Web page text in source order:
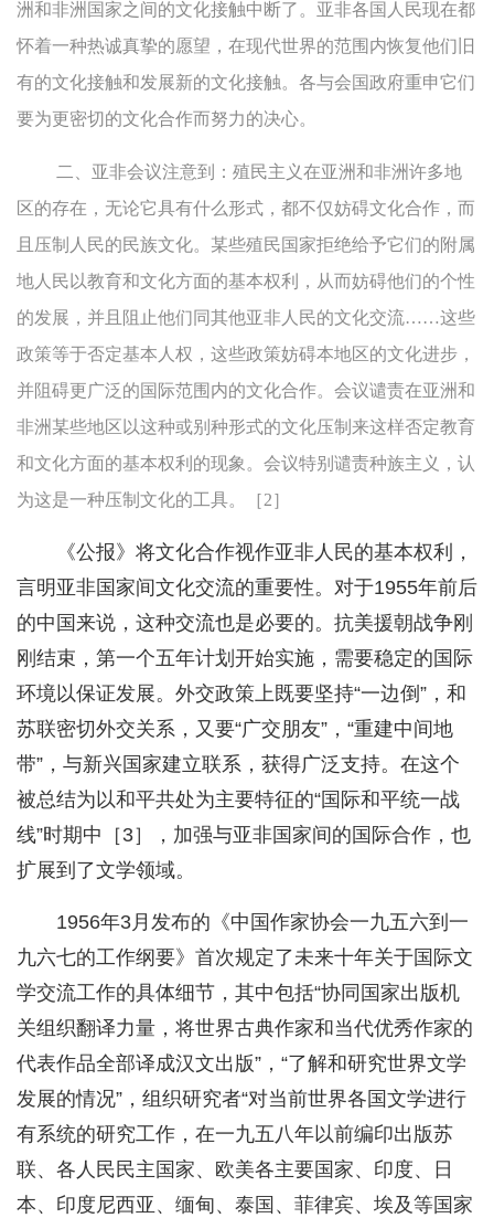
洲和非洲国家之间的文化接触中断了。亚非各国人民现在都
怀着一种热诚真挚的愿望，在现代世界的范围内恢复他们旧
有的文化接触和发展新的文化接触。各与会国政府重申它们
要为更密切的文化合作而努力的决心。
二、亚非会议注意到：殖民主义在亚洲和非洲许多地
区的存在，无论它具有什么形式，都不仅妨碍文化合作，而
且压制人民的民族文化。某些殖民国家拒绝给予它们的附属
地人民以教育和文化方面的基本权利，从而妨碍他们的个性
的发展，并且阻止他们同其他亚非人民的文化交流……这些
政策等于否定基本人权，这些政策妨碍本地区的文化进步，
并阻碍更广泛的国际范围内的文化合作。会议谴责在亚洲和
非洲某些地区以这种或别种形式的文化压制来这样否定教育
和文化方面的基本权利的现象。会议特别谴责种族主义，认
为这是一种压制文化的工具。［2］
《公报》将文化合作视作亚非人民的基本权利，
言明亚非国家间文化交流的重要性。对于1955年前后
的中国来说，这种交流也是必要的。抗美援朝战争刚
刚结束，第一个五年计划开始实施，需要稳定的国际
环境以保证发展。外交政策上既要坚持“一边倒”，和
苏联密切外交关系，又要“广交朋友”，“重建中间地
带”，与新兴国家建立联系，获得广泛支持。在这个
被总结为以和平共处为主要特征的“国际和平统一战
线”时期中［3］，加强与亚非国家间的国际合作，也
扩展到了文学领域。
1956年3月发布的《中国作家协会一九五六到一
九六七的工作纲要》首次规定了未来十年关于国际文
学交流工作的具体细节，其中包括“协同国家出版机
关组织翻译力量，将世界古典作家和当代优秀作家的
代表作品全部译成汉文出版”，“了解和研究世界文学
发展的情况”，组织研究者“对当前世界各国文学进行
有系统的研究工作，在一九五八年以前编印出版苏
联、各人民民主国家、欧美各主要国家、印度、日
本、印度尼西亚、缅甸、泰国、菲律宾、埃及等国家